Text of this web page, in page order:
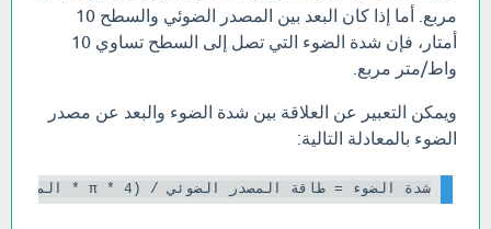
مربع. أما إذا كان البعد بين المصدر الضوئي والسطح 10
أمتار، فإن شدة الضوء التي تصل إلى السطح تساوي 10
واط/متر مربع.
ويمكن التعبير عن العلاقة بين شدة الضوء والبعد عن مصدر
الضوء بالمعادلة التالية:
شدة الضوء = طاقة المصدر الضوئي / (4 * π * المسافة^2)